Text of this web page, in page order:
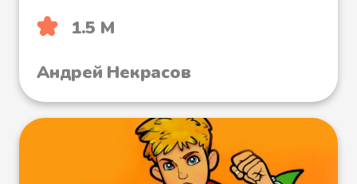
1.5 М
Андрей Некрасов